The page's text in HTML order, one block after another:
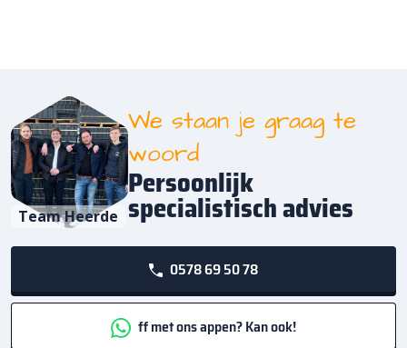
Team Heerde
We staan je graag te
woord
Persoonlijk
specialistisch advies
0578 69 50 78
ff met ons appen? Kan ook!